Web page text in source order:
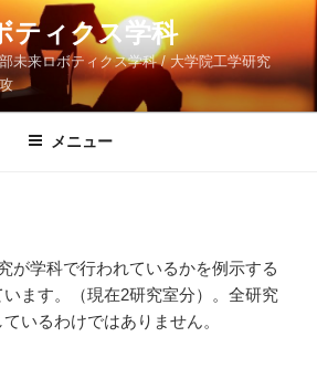
ティクス学科
未来ロボティクス学科 / 大学院工学研究
メニュー
が学科で行われているかを例示する
ます。（現在2研究室分）。全研究
いるわけではありません。